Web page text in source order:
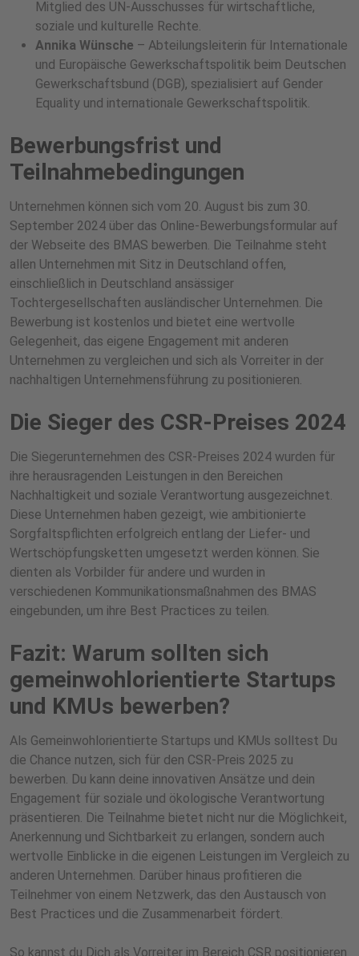
Mitglied des UN-Ausschusses für wirtschaftliche,
soziale und kulturelle Rechte.
Annika Wünsche – Abteilungsleiterin für Internationale
und Europäische Gewerkschaftspolitik beim Deutschen
Gewerkschaftsbund (DGB), spezialisiert auf Gender
Equality und internationale Gewerkschaftspolitik.
Bewerbungsfrist und
Teilnahmebedingungen
Unternehmen können sich vom 20. August bis zum 30.
September 2024 über das Online-Bewerbungsformular auf
der Webseite des BMAS bewerben. Die Teilnahme steht
allen Unternehmen mit Sitz in Deutschland offen,
einschließlich in Deutschland ansässiger
Tochtergesellschaften ausländischer Unternehmen. Die
Bewerbung ist kostenlos und bietet eine wertvolle
Gelegenheit, das eigene Engagement mit anderen
Unternehmen zu vergleichen und sich als Vorreiter in der
nachhaltigen Unternehmensführung zu positionieren.
Die Sieger des CSR-Preises 2024
Die Siegerunternehmen des CSR-Preises 2024 wurden für
ihre herausragenden Leistungen in den Bereichen
Nachhaltigkeit und soziale Verantwortung ausgezeichnet.
Diese Unternehmen haben gezeigt, wie ambitionierte
Sorgfaltspflichten erfolgreich entlang der Liefer- und
Wertschöpfungsketten umgesetzt werden können. Sie
dienten als Vorbilder für andere und wurden in
verschiedenen Kommunikationsmaßnahmen des BMAS
eingebunden, um ihre Best Practices zu teilen.
Fazit: Warum sollten sich
gemeinwohlorientierte Startups
und KMUs bewerben?
Als Gemeinwohlorientierte Startups und KMUs solltest Du
die Chance nutzen, sich für den CSR-Preis 2025 zu
bewerben. Du kann deine innovativen Ansätze und dein
Engagement für soziale und ökologische Verantwortung
präsentieren. Die Teilnahme bietet nicht nur die Möglichkeit,
Anerkennung und Sichtbarkeit zu erlangen, sondern auch
wertvolle Einblicke in die eigenen Leistungen im Vergleich zu
anderen Unternehmen. Darüber hinaus profitieren die
Teilnehmer von einem Netzwerk, das den Austausch von
Best Practices und die Zusammenarbeit fördert.
So kannst du Dich als Vorreiter im Bereich CSR positionieren